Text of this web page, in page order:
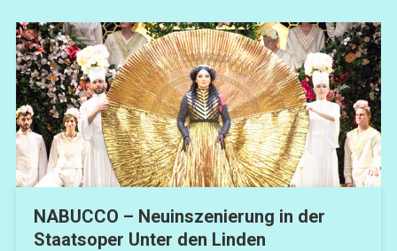
NABUCCO – Neuinszenierung in der
Staatsoper Unter den Linden